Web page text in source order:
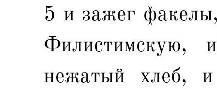
5 и зажег
нежатый хлеб,